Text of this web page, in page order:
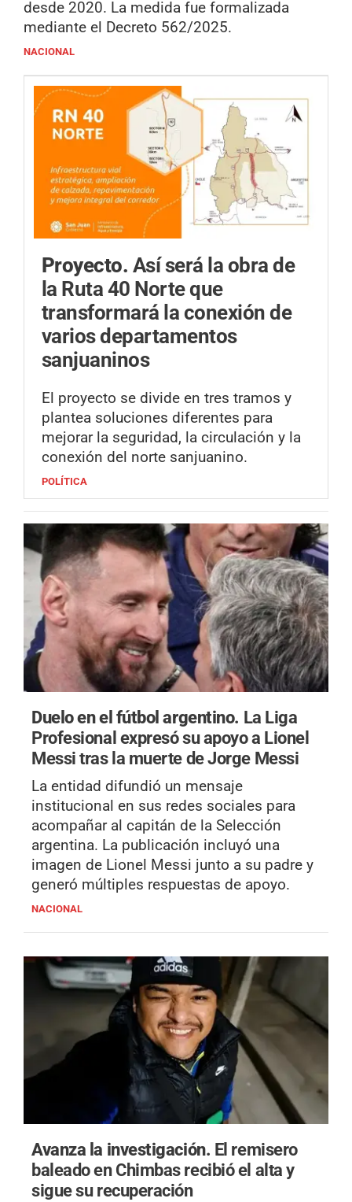
desde 2020. La medida fue formalizada
mediante el Decreto 562/2025.
NACIONAL
Proyecto. Así será la obra de
la Ruta 40 Norte que
transformará la conexión de
varios departamentos
sanjuaninos
El proyecto se divide en tres tramos y
plantea soluciones diferentes para
mejorar la seguridad, la circulación y la
conexión del norte sanjuanino.
POLÍTICA
Duelo en el fútbol argentino. La Liga
Profesional expresó su apoyo a Lionel
Messi tras la muerte de Jorge Messi
La entidad difundió un mensaje
institucional en sus redes sociales para
acompañar al capitán de la Selección
argentina. La publicación incluyó una
imagen de Lionel Messi junto a su padre y
generó múltiples respuestas de apoyo.
NACIONAL
Avanza la investigación. El remisero
baleado en Chimbas recibió el alta y
sigue su recuperación